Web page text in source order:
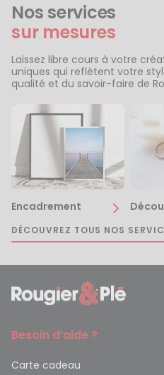
Nos services
sur mesures
Laissez libre cours à votre
uniques qui reflètent votre
qualité et du savoir-faire de
Encadrement
DÉCOUVREZ TOUS NOS
Besoin d’aide ?
Carte cadeau